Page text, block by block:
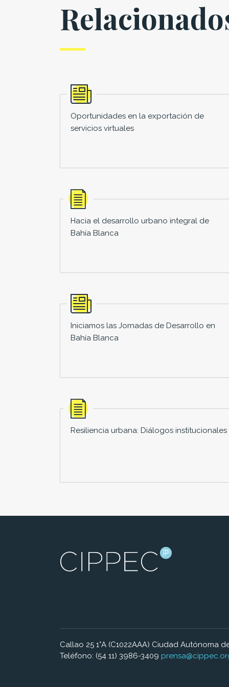
Oportunidades en la exportación de
servicios virtuales
Hacia el desarrollo urbano integral de
Bahía Blanca
Iniciamos las Jornadas de Desarrollo en
Bahía Blanca
Resiliencia urbana: Diálogos institucionales
Callao 25 1°A (C1022AAA) Ciudad Autónoma
Teléfono: (54 11) 3986-3409